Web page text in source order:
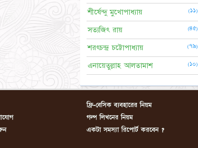
শীর্ষেন্দু মুখোপাধ্যায় (১১)
সত্যজিৎ রায় (৪৫)
শরৎচন্দ্র চট্টোপাধ্যায় (৭৯)
এনায়েতুল্লাহ আলতামাশ (১০)
ফ্রি-বেসিক ব্যবহারের নিয়ম
গল্প লিখনের নিয়ম
একটা সমস্যা রিপোর্ট করবেন ?